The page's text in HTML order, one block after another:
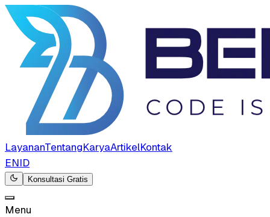
LayananTentangKaryaArtikelKontak
ENID
Konsultasi Gratis
Menu